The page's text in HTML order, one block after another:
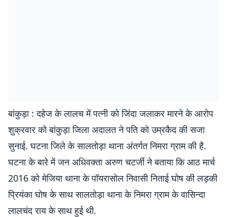
बांकुड़ा : दहेज के लालच में पत्नी को जिंदा जलाकर मारने के आरोप
शुक्रवार को बांकुड़ा जिला अदालत ने पति को उम्रकैद की सजा
सुनाई. घटना जिले के सालतोड़ा थाना अंतर्गत निमरा ग्राम की है.
घटना के बारे में जन अधिवक्ता अरुण चटर्जी ने बताया कि आठ मार्च
2016 को मेजिया थाना के पॉयरासोल निवासी निताई घोष की लड़की
प्रियंका घोष के साथ सालतोड़ा थाना के निमरा ग्राम के वासिन्दा
लालचंद राय के साथ हुई थी.